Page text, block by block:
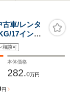
車/レンタ
17インチ
相談可
本体価格
282.0万円
円